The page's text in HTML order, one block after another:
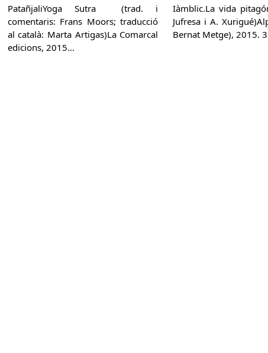
PatañjaliYoga Sutra (trad. i
comentaris: Frans Moors; traducció
al català: Marta Artigas)La Comarcal
edicions, 2015…
Iàmblic.La vida
Jufresa i A.
Bernat Metge), 2015.